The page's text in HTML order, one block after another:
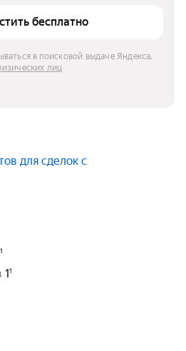
бесплатно
в поисковой выдаче Яндекса.
лиц
для сделок с
1